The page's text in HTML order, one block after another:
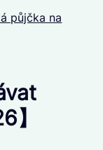
půjčka na
】